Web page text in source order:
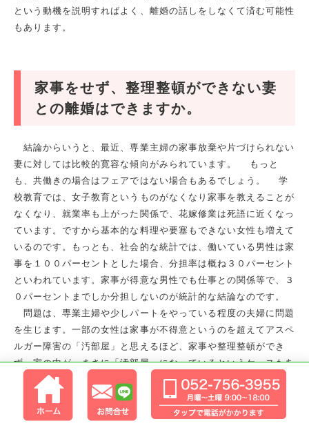
という動機を説明すればよく、離婚の話しをしなくて済む可能性
もあります。
家事をせず、整理整頓ができない妻
との離婚はできますか。
結論からいうと、最近、専業主婦の家事放棄や片づけられない
妻に対しては比較的寛容な傾向がみられています。 もっと
も、共働きの場合はフェアではない場合もあるでしょう。 学
校教育では、女子教育というものがなくなり家事を教えることが
なくなり、就業率も上がった関係で、花嫁修業は死語に近くなっ
ています。ですから基本的な料理や要塞もできない女性も増えて
いるのです。もっとも、社会的な統計では、働いている男性は家
事を１００パーセントとした場合、分担率は概ね３０パーセント
といわれています。家事が得意な男性でも仕事との関係等で、３
０パーセントまでしか分担しないのが統計的な結論なのです。
問題は、専業主婦や少しパートをやっている程度の夫婦に問題
を生じます。一部の女性は家事が不得意というのを超えてアスペ
ルガー障害の「汚部屋」と思えるほど、家事や整理整頓ができ
ず、家の中が、まさに「汚部屋」になっているというケースもあ
りました。特に、洗濯ものを干さないで、こども部屋に隠してお
くであるとか、シンクがぐちゃぐちゃというのはよくみられる傾
向です。夫が妻の家事放棄を到底容認できない場合は、やはり証